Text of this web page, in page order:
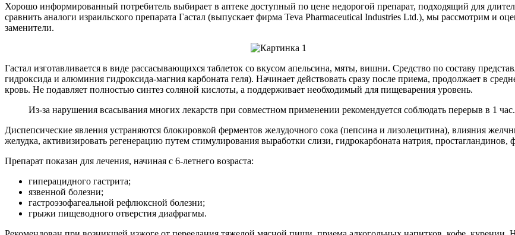
Хорошо информированный потребитель выбирает в аптеке доступный по цене недорогой препарат, подходящий для
сравнить аналоги израильского препарата Гастал (выпускает фирма Teva Pharmaceutical Industries Ltd.), мы рассмотрим и
заменители.
Гастал изготавливается в виде рассасывающихся таблеток со вкусом апельсина, мяты, вишни. Средство по составу
гидроксида и алюминия гидроксида-магния карбоната геля). Начинает действовать сразу после приема, продолжает в
кровь. Не подавляет полностью синтез соляной кислоты, а поддерживает необходимый для пищеварения уровень.
Из-за нарушения всасывания многих лекарств при совместном применении рекомендуется соблюдать перерыв в 1 час.
Диспепсические явления устраняются блокировкой ферментов желудочного сока (пепсина и лизолецитина), влияния
желудка, активизировать регенерацию путем стимулирования выработки слизи, гидрокарбоната натрия, простагландинов,
Препарат показан для лечения, начиная с 6-летнего возраста:
гиперацидного гастрита;
язвенной болезни;
гастроэзофагеальной рефлюксной болезни;
грыжи пищеводного отверстия диафрагмы.